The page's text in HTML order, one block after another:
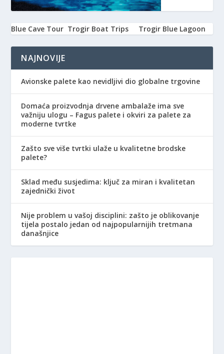
Blue Cave Tour Trogir Boat Trips Trogir Blue Lagoon
NAJNOVIJE
Avionske palete kao nevidljivi dio globalne trgovine
Domaća proizvodnja drvene ambalaže ima sve
važniju ulogu – Fagus palete i okviri za palete za
moderne tvrtke
Zašto sve više tvrtki ulaže u kvalitetne brodske
palete?
Sklad među susjedima: ključ za miran i kvalitetan
zajednički život
Nije problem u vašoj disciplini: zašto je oblikovanje
tijela postalo jedan od najpopularnijih tretmana
današnjice